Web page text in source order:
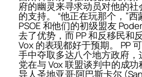
府的幽灵来寻求动员对他的社
的支持。 “他正在玩那个，”西
PSOE 和他们的初级盟友
去了优势，而 PP 和反移民和
Vox 的表现都好于预期。 PP
手中夺取多达八个地方政府，
党在与 Vox 联盟谈判中的成功
导人圣地亚哥·阿巴斯卡尔